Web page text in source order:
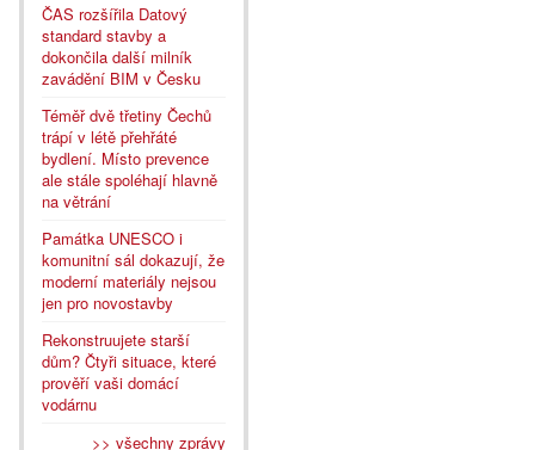
ČAS rozšířila Datový
standard stavby a
dokončila další milník
zavádění BIM v Česku
Téměř dvě třetiny Čechů
trápí v létě přehřáté
bydlení. Místo prevence
ale stále spoléhají hlavně
na větrání
Památka UNESCO i
komunitní sál dokazují, že
moderní materiály nejsou
jen pro novostavby
Rekonstruujete starší
dům? Čtyři situace, které
prověří vaši domácí
vodárnu
>> všechny zprávy